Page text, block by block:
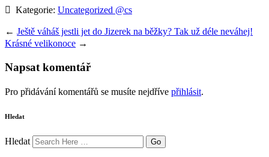
Kategorie: Uncategorized @cs
← Ještě váháš jestli jet do Jizerek na běžky? Tak už déle neváhej!
Krásné velikonoce →
Napsat komentář
Pro přidávání komentářů se musíte nejdříve přihlásit.
Hledat
Hledat